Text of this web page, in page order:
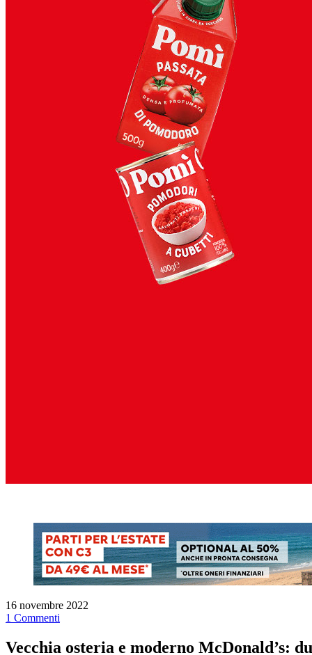
16 novembre 2022
1 Commenti
Vecchia osteria e moderno McDonald’s: